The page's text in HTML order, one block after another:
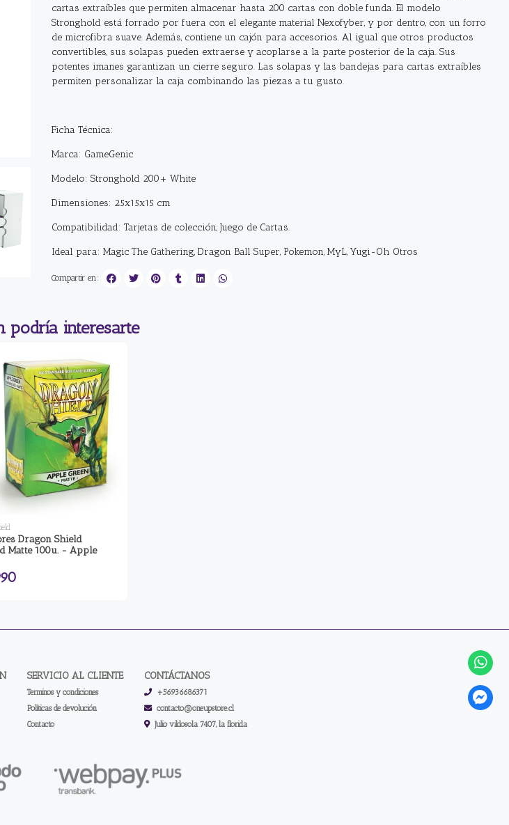
cartas extraíbles que permiten almacenar hasta 200 cartas con doble funda. El modelo
Stronghold está forrado por fuera con el elegante material Nexofyber, y por dentro, con un forro
de microfibra suave. Además, contiene un cajón para accesorios. Al igual que otros productos
convertibles, sus solapas pueden extraerse y acoplarse a la parte posterior de la caja. Sus
potentes imanes garantizan un cierre seguro. Las solapas y las bandejas para cartas extraíbles
permiten personalizar la caja combinando las piezas a tu gusto.
Ficha Técnica:
Marca: GameGenic
Modelo: Stronghold 200+ White
Dimensiones: 25x15x15 cm
Compatibilidad: Tarjetas de colección, Juego de Cartas.
Ideal para: Magic The Gathering, Dragon Ball Super, Pokemon, MyL, Yugi-Oh Otros
Compartir en:
podría interesarte
Dragon Shield
Matte 100u. - Apple
SERVICIO AL CLIENTE
Terminos y condiciones
Políticas de devolución
Contacto
CONTÁCTANOS
+56936686371
contacto@oneupstore.cl
Julio vildosola 7407, la florida